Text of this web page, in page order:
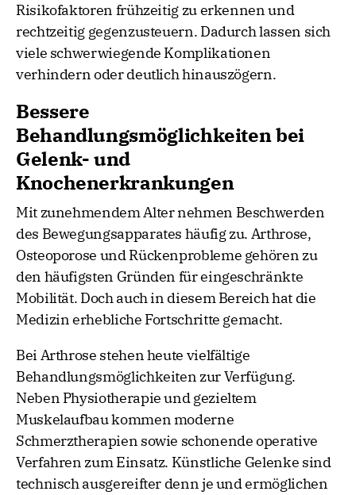
Risikofaktoren frühzeitig zu erkennen und
rechtzeitig gegenzusteuern. Dadurch lassen sich
viele schwerwiegende Komplikationen
verhindern oder deutlich hinauszögern.
Bessere
Behandlungsmöglichkeiten bei
Gelenk- und
Knochenerkrankungen
Mit zunehmendem Alter nehmen Beschwerden
des Bewegungsapparates häufig zu. Arthrose,
Osteoporose und Rückenprobleme gehören zu
den häufigsten Gründen für eingeschränkte
Mobilität. Doch auch in diesem Bereich hat die
Medizin erhebliche Fortschritte gemacht.
Bei Arthrose stehen heute vielfältige
Behandlungsmöglichkeiten zur Verfügung.
Neben Physiotherapie und gezieltem
Muskelaufbau kommen moderne
Schmerztherapien sowie schonende operative
Verfahren zum Einsatz. Künstliche Gelenke sind
technisch ausgereifter denn je und ermöglichen